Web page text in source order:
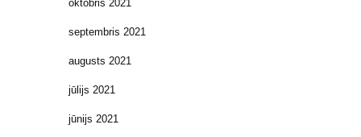
oktobris 2021
septembris 2021
augusts 2021
jūlijs 2021
jūnijs 2021